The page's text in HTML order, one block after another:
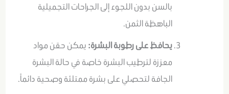
بالسن بدون اللجوء إلى الجراحات التجميلية
الباهظة الثمن.
يحافظ على رطوبة البشرة: يمكن حقن مواد
معززة لترطيب البشرة خاصة في حالة البشرة
الجافة لتحصلي على بشرة ممتلئة وصحية دائماً.